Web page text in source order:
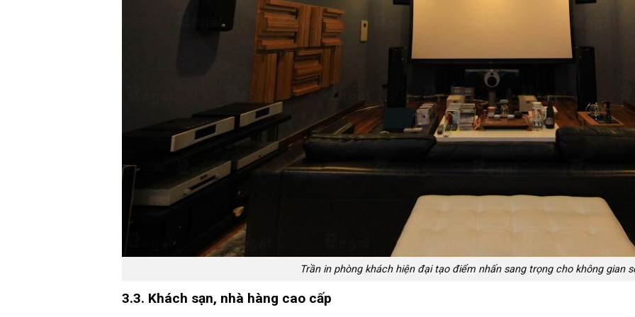
Trần in phòng khách hiện đại tạo điểm nhấn sang trọng cho không gian
3.3. Khách sạn, nhà hàng cao cấp